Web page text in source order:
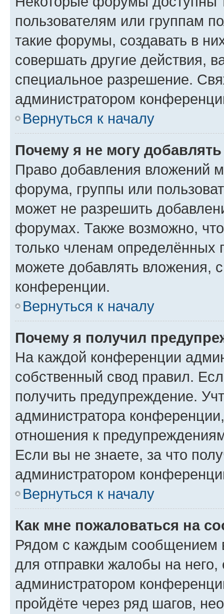
пользователям или группам
такие форумы, создавать в
совершать другие действия,
специальное разрешение.
администратором
Вернуться к началу
Почему я не могу
Право добавления вложений
форума, группы или
может не разрешить
форумах. Также возможно,
только членам определённых
можете добавлять вложения,
конференции.
Вернуться к началу
Почему я получил
На каждой конференции
собственный свод правил.
получить предупреждение.
администратора
отношения к
Если вы не знаете, за что
администратором
Вернуться к началу
Как мне пожаловаться на
Рядом с каждым сообщением
для отправки жалобы на
администратором
пройдёте через ряд шагов,